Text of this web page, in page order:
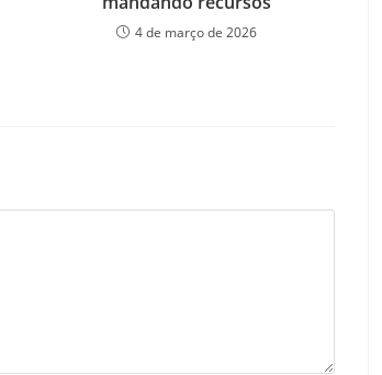
4 de março de 2026